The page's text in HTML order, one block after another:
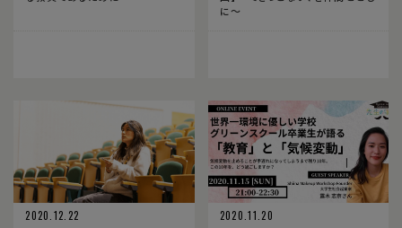
に〜
2020.12.22
2020.11.20